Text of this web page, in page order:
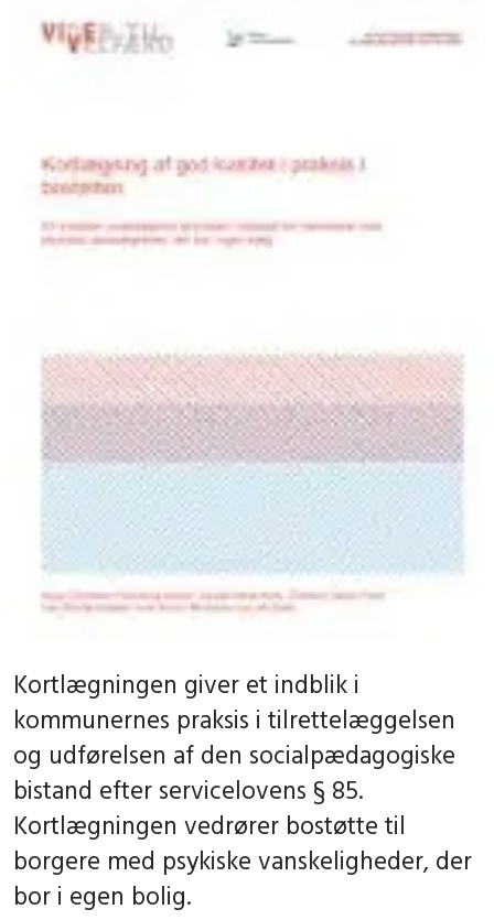
Kortlægningen giver et indblik i
kommunernes praksis i tilrettelæggelsen
og udførelsen af den socialpædagogiske
bistand efter servicelovens § 85.
Kortlægningen vedrører bostøtte til
borgere med psykiske vanskeligheder, der
bor i egen bolig.